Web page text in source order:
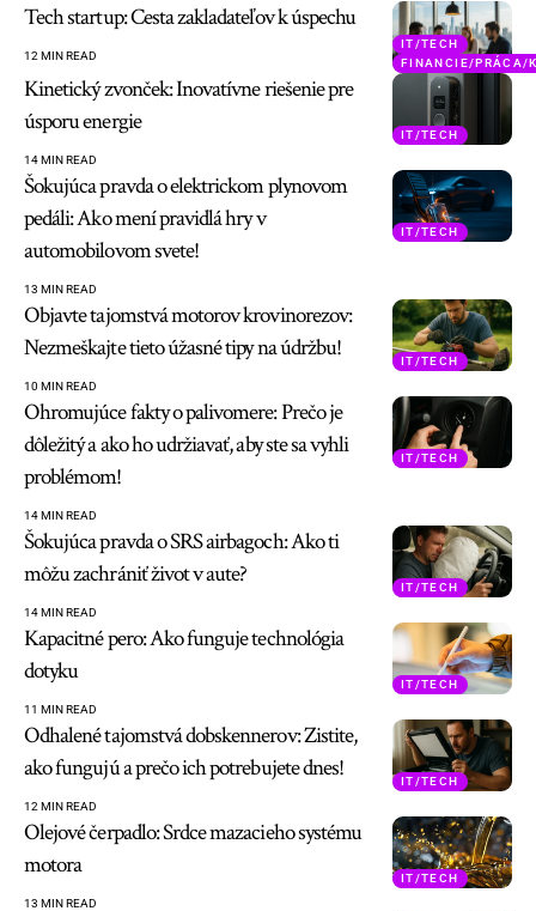
IT/TECH
FINANCIE/PRÁCA/
Tech startup: Cesta zakladateľov k úspechu
12 MIN READ
IT/TECH
Kinetický zvonček: Inovatívne riešenie pre
úsporu energie
14 MIN READ
IT/TECH
Šokujúca pravda o elektrickom plynovom
pedáli: Ako mení pravidlá hry v
automobilovom svete!
13 MIN READ
IT/TECH
Objavte tajomstvá motorov krovinorezov:
Nezmeškajte tieto úžasné tipy na údržbu!
10 MIN READ
IT/TECH
Ohromujúce fakty o palivomere: Prečo je
dôležitý a ako ho udržiavať, aby ste sa vyhli
problémom!
14 MIN READ
IT/TECH
Šokujúca pravda o SRS airbagoch: Ako ti
môžu zachrániť život v aute?
14 MIN READ
IT/TECH
Kapacitné pero: Ako funguje technológia
dotyku
11 MIN READ
IT/TECH
Odhalené tajomstvá dobskennerov: Zistite,
ako fungujú a prečo ich potrebujete dnes!
12 MIN READ
IT/TECH
Olejové čerpadlo: Srdce mazacieho systému
motora
13 MIN READ